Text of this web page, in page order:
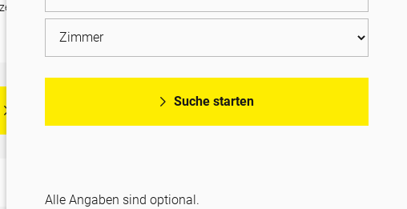
hinzu, um eine Anfrage versenden zu können.
Immobilien-Suchestarten
Suche starten
Alle Angaben sind optional.